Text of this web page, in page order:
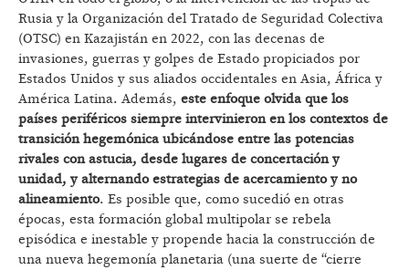
Rusia y la Organización del Tratado de Seguridad Colectiva
(OTSC) en Kazajistán en 2022, con las decenas de
invasiones, guerras y golpes de Estado propiciados por
Estados Unidos y sus aliados occidentales en Asia, África y
América Latina. Además, este enfoque olvida que los
países periféricos siempre intervinieron en los contextos de
transición hegemónica ubicándose entre las potencias
rivales con astucia, desde lugares de concertación y
unidad, y alternando estrategias de acercamiento y no
alineamiento. Es posible que, como sucedió en otras
épocas, esta formación global multipolar se rebela
episódica e inestable y propende hacia la construcción de
una nueva hegemonía planetaria (una suerte de “cierre